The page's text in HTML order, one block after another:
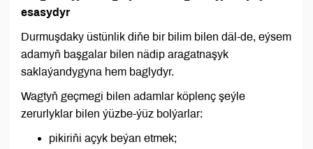
esasydyr
Durmuşdaky üstünlik diňe bir bilim bilen däl-de, eýsem
adamyň başgalar bilen nädip aragatnaşyk
saklaýandygyna hem baglydyr.
Wagtyň geçmegi bilen adamlar köplenç şeýle
zerurlyklar bilen ýüzbe-ýüz bolýarlar:
pikiriňi açyk beýan etmek;